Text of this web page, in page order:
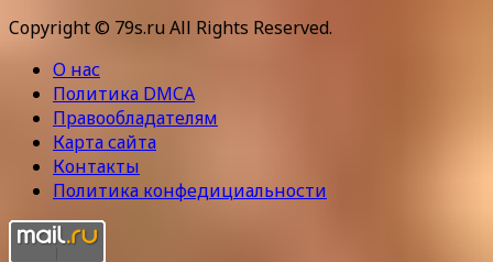
Copyright © 79s.ru All Rights Reserved.
О нас
Политика DMCA
Правообладателям
Карта сайта
Контакты
Политика конфедициальности